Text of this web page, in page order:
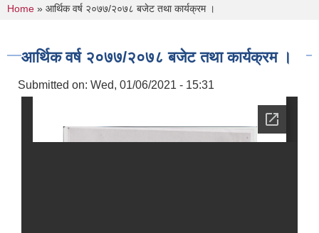
You are here
Home » आर्थिक वर्ष २०७७/२०७८ बजेट तथा कार्यक्रम ।
आर्थिक वर्ष २०७७/२०७८ बजेट तथा कार्यक्रम ।
Submitted on: Wed, 01/06/2021 - 15:31